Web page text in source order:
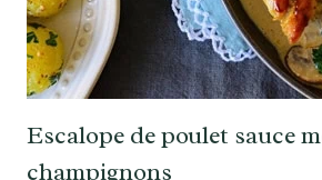
Escalope de poulet sauce
champignons